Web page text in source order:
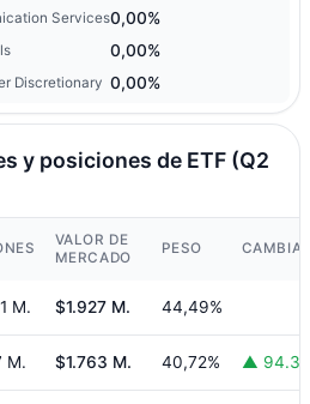
Services0,00%
0,00%
Discretionary 0,00%
y posiciones de ETF (Q2
VALOR DE
MERCADO
PESO
M. $1.927 M. 44,49%
M. $1.763 M. 40,72% ▲